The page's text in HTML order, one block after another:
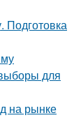
Подготовка
для
на рынке